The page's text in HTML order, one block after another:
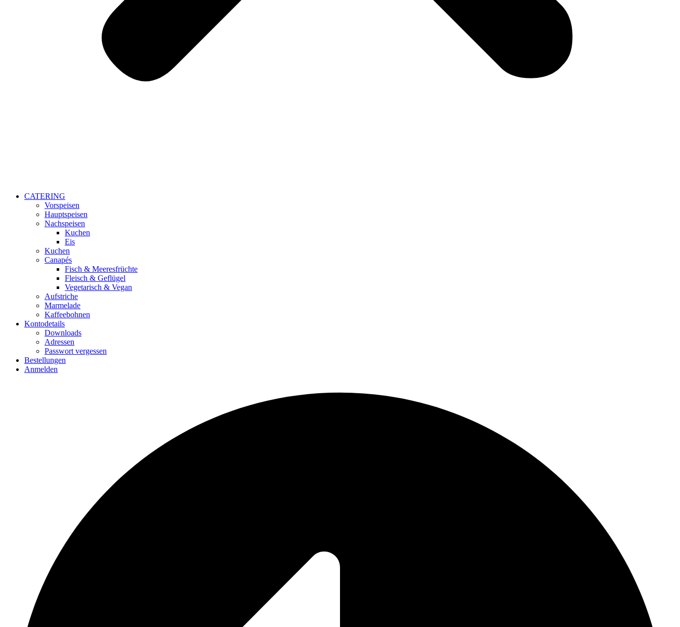
CATERING
Vorspeisen
Hauptspeisen
Nachspeisen
Kuchen
Eis
Kuchen
Canapés
Fisch & Meeresfrüchte
Fleisch & Geflügel
Vegetarisch & Vegan
Aufstriche
Marmelade
Kaffeebohnen
Kontodetails
Downloads
Adressen
Passwort vergessen
Bestellungen
Anmelden